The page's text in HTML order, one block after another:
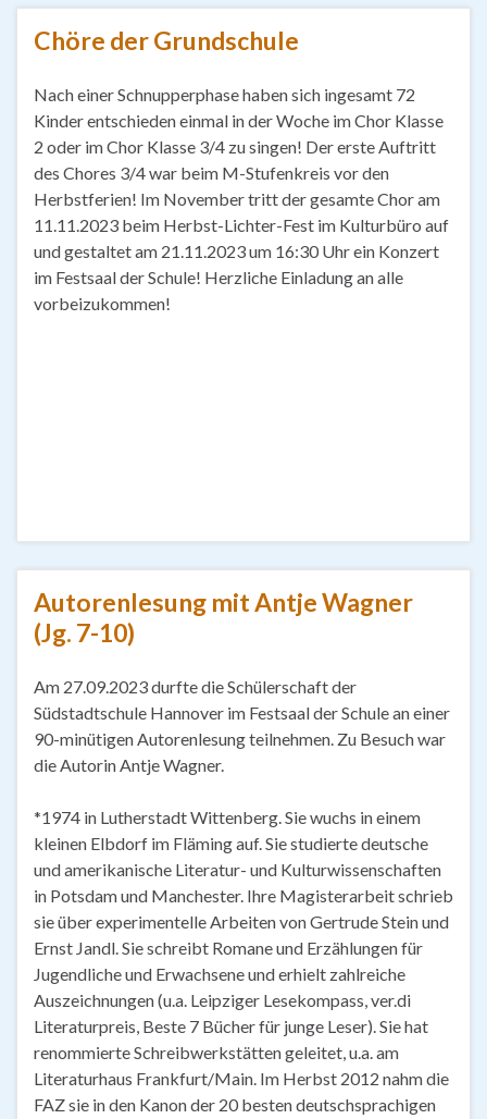
Chöre der Grundschule
Nach einer Schnupperphase haben sich ingesamt 72
Kinder entschieden einmal in der Woche im Chor Klasse
2 oder im Chor Klasse 3/4 zu singen! Der erste Auftritt
des Chores 3/4 war beim M-Stufenkreis vor den
Herbstferien! Im November tritt der gesamte Chor am
11.11.2023 beim Herbst-Lichter-Fest im Kulturbüro auf
und gestaltet am 21.11.2023 um 16:30 Uhr ein Konzert
im Festsaal der Schule! Herzliche Einladung an alle
vorbeizukommen!
Autorenlesung mit Antje Wagner
(Jg. 7-10)
Am 27.09.2023 durfte die Schülerschaft der
Südstadtschule Hannover im Festsaal der Schule an einer
90-minütigen Autorenlesung teilnehmen. Zu Besuch war
die Autorin Antje Wagner.
*1974 in Lutherstadt Wittenberg. Sie wuchs in einem
kleinen Elbdorf im Fläming auf. Sie studierte deutsche
und amerikanische Literatur- und Kulturwissenschaften
in Potsdam und Manchester. Ihre Magisterarbeit schrieb
sie über experimentelle Arbeiten von Gertrude Stein und
Ernst Jandl. Sie schreibt Romane und Erzählungen für
Jugendliche und Erwachsene und erhielt zahlreiche
Auszeichnungen (u.a. Leipziger Lesekompass, ver.di
Literaturpreis, Beste 7 Bücher für junge Leser). Sie hat
renommierte Schreibwerkstätten geleitet, u.a. am
Literaturhaus Frankfurt/Main. Im Herbst 2012 nahm die
FAZ sie in den Kanon der 20 besten deutschsprachigen